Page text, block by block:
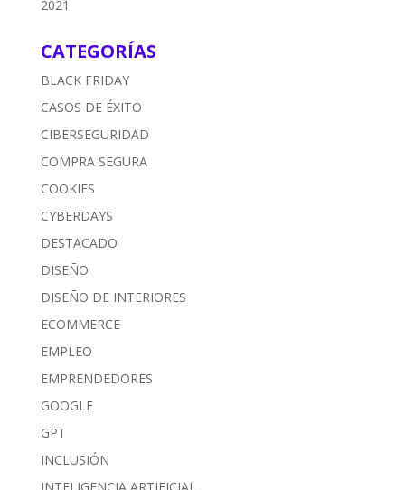
2021
CATEGORÍAS
BLACK FRIDAY
CASOS DE ÉXITO
CIBERSEGURIDAD
COMPRA SEGURA
COOKIES
CYBERDAYS
DESTACADO
DISEÑO
DISEÑO DE INTERIORES
ECOMMERCE
EMPLEO
EMPRENDEDORES
GOOGLE
GPT
INCLUSIÓN